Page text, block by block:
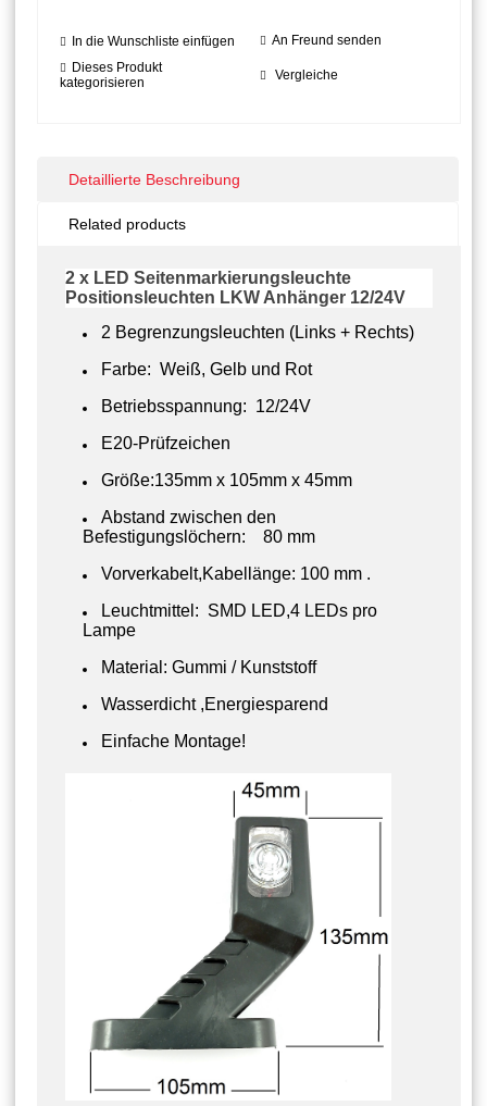
In die Wunschliste einfügen
An Freund senden
Dieses Produkt
kategorisieren
Vergleiche
Detaillierte Beschreibung
Related products
2 x LED Seitenmarkierungsleuchte
Positionsleuchten LKW Anhänger 12/24V
2 Begrenzungsleuchten (Links + Rechts)
Farbe: Weiß, Gelb und Rot
Betriebsspannung: 12/24V
E20-Prüfzeichen
Größe:135mm x 105mm x 45mm
Abstand zwischen den
Befestigungslöchern: 80 mm
Vorverkabelt,Kabellänge: 100 mm .
Leuchtmittel: SMD LED,4 LEDs pro
Lampe
Material: Gummi / Kunststoff
Wasserdicht ,Energiesparend
Einfache Montage!